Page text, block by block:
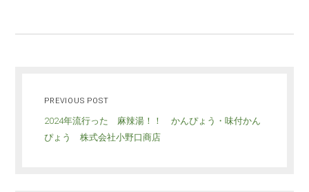
PREVIOUS POST
2024年流行った 麻辣湯！！ かんぴょう・味付かん
ぴょう 株式会社小野口商店